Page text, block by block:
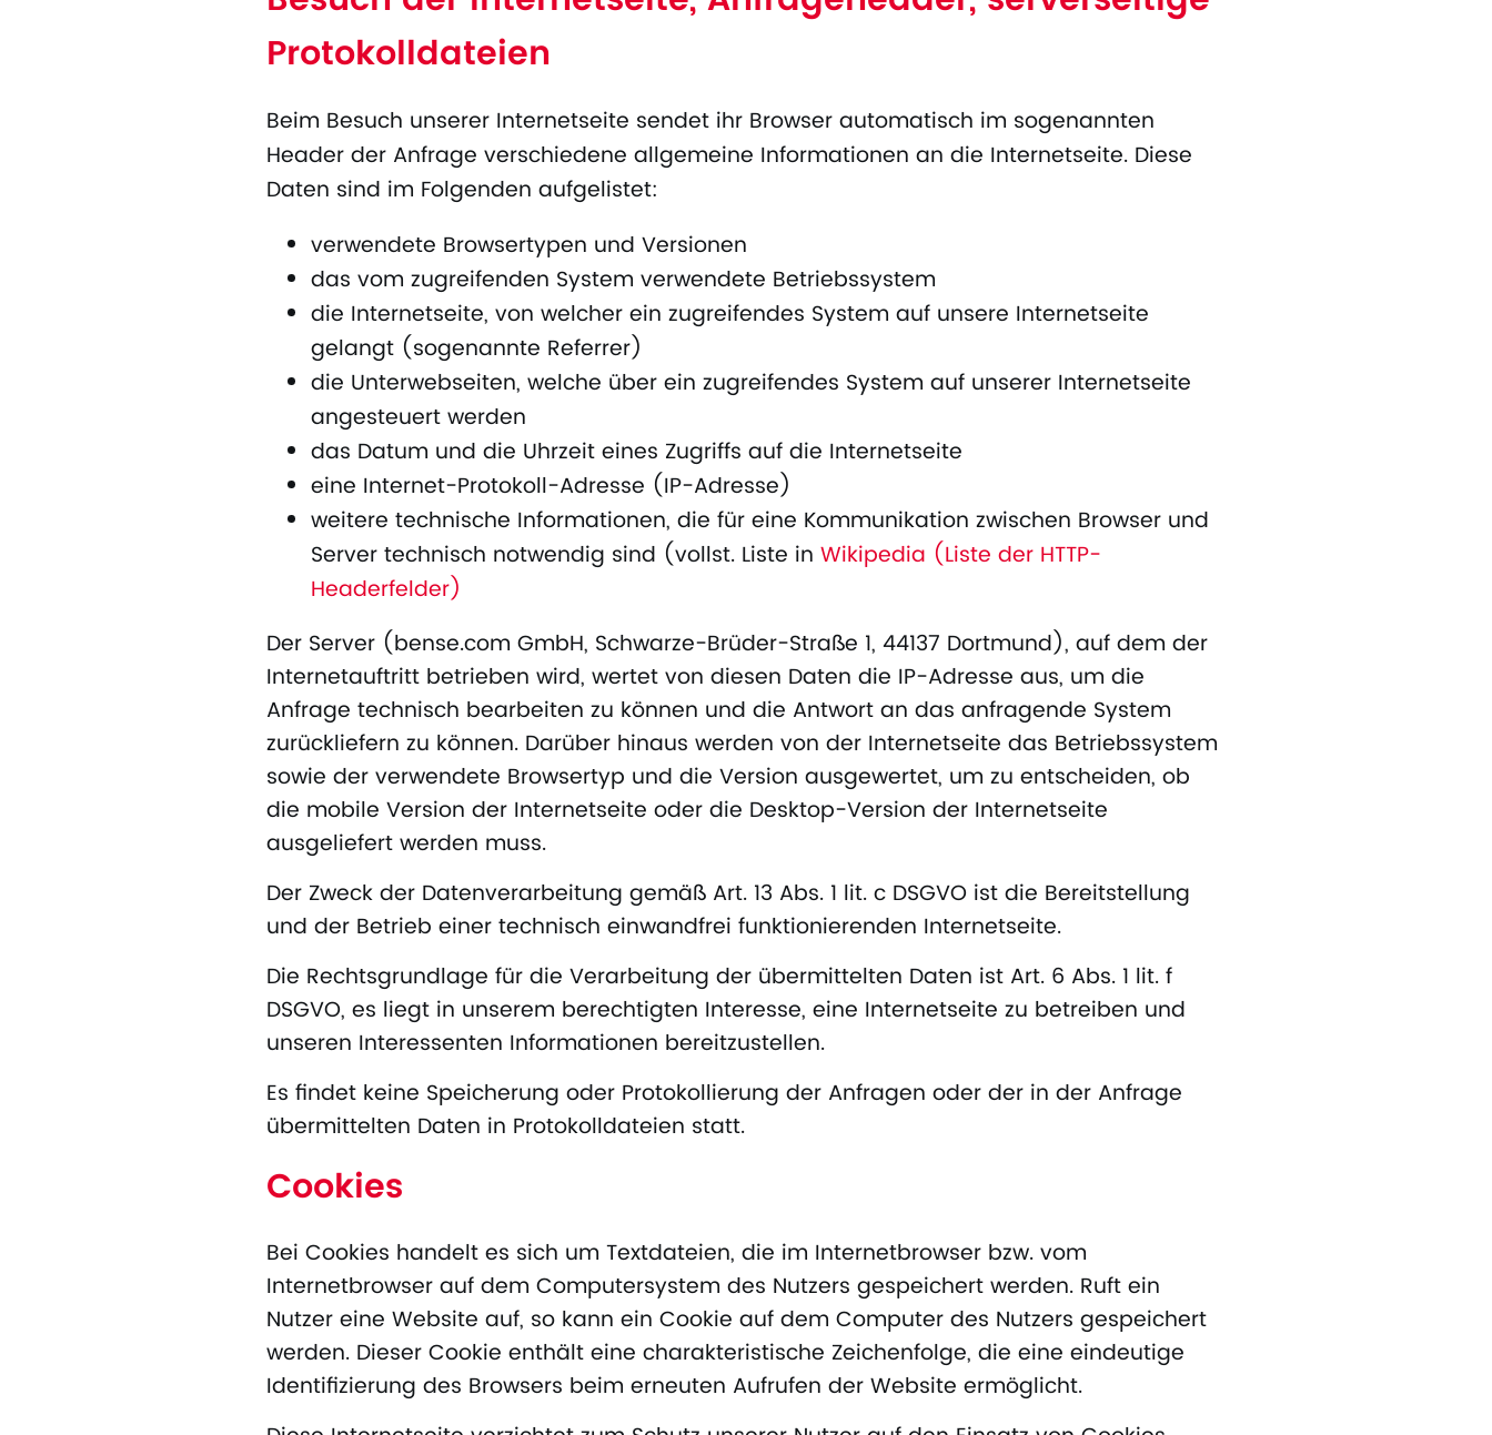
Protokolldateien
Beim Besuch unserer Internetseite sendet ihr Browser automatisch im sogenannten
Header der Anfrage verschiedene allgemeine Informationen an die Internetseite. Diese
Daten sind im Folgenden aufgelistet:
verwendete Browsertypen und Versionen
das vom zugreifenden System verwendete Betriebssystem
die Internetseite, von welcher ein zugreifendes System auf unsere Internetseite
gelangt (sogenannte Referrer)
die Unterwebseiten, welche über ein zugreifendes System auf unserer Internetseite
angesteuert werden
das Datum und die Uhrzeit eines Zugriffs auf die Internetseite
eine Internet-Protokoll-Adresse (IP-Adresse)
weitere technische Informationen, die für eine Kommunikation zwischen Browser und
Server technisch notwendig sind (vollst. Liste in Wikipedia (Liste der HTTP-
Headerfelder)
Der Server (bense.com GmbH, Schwarze-Brüder-Straße 1, 44137 Dortmund), auf dem der
Internetauftritt betrieben wird, wertet von diesen Daten die IP-Adresse aus, um die
Anfrage technisch bearbeiten zu können und die Antwort an das anfragende System
zurückliefern zu können. Darüber hinaus werden von der Internetseite das Betriebssystem
sowie der verwendete Browsertyp und die Version ausgewertet, um zu entscheiden, ob
die mobile Version der Internetseite oder die Desktop-Version der Internetseite
ausgeliefert werden muss.
Der Zweck der Datenverarbeitung gemäß Art. 13 Abs. 1 lit. c DSGVO ist die Bereitstellung
und der Betrieb einer technisch einwandfrei funktionierenden Internetseite.
Die Rechtsgrundlage für die Verarbeitung der übermittelten Daten ist Art. 6 Abs. 1 lit. f
DSGVO, es liegt in unserem berechtigten Interesse, eine Internetseite zu betreiben und
unseren Interessenten Informationen bereitzustellen.
Es findet keine Speicherung oder Protokollierung der Anfragen oder der in der Anfrage
übermittelten Daten in Protokolldateien statt.
Cookies
Bei Cookies handelt es sich um Textdateien, die im Internetbrowser bzw. vom
Internetbrowser auf dem Computersystem des Nutzers gespeichert werden. Ruft ein
Nutzer eine Website auf, so kann ein Cookie auf dem Computer des Nutzers gespeichert
werden. Dieser Cookie enthält eine charakteristische Zeichenfolge, die eine eindeutige
Identifizierung des Browsers beim erneuten Aufrufen der Website ermöglicht.